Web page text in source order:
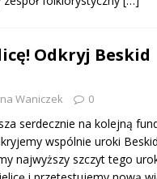
Odkryj Beskid
Waniczek 0
serdecznie na kolejną
wspólnie uroki
najwyższy szczyt tego